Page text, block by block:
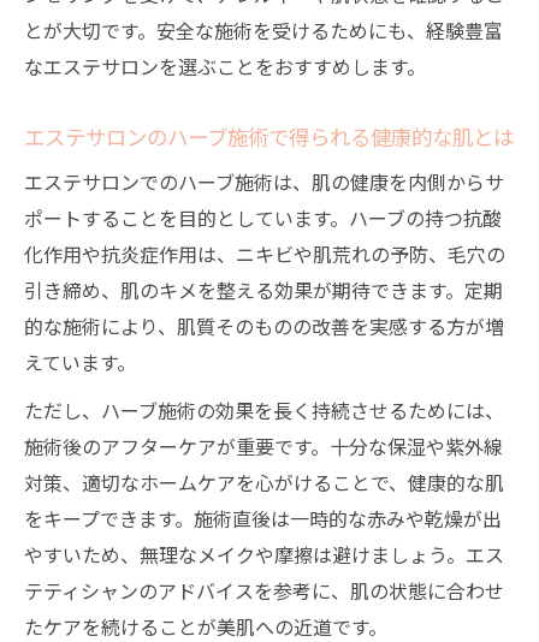
とが大切です。安全な施術を受けるためにも、経験豊富
なエステサロンを選ぶことをおすすめします。
エステサロンのハーブ施術で得られる健康的な肌とは
エステサロンでのハーブ施術は、肌の健康を内側からサ
ポートすることを目的としています。ハーブの持つ抗酸
化作用や抗炎症作用は、ニキビや肌荒れの予防、毛穴の
引き締め、肌のキメを整える効果が期待できます。定期
的な施術により、肌質そのものの改善を実感する方が増
えています。
ただし、ハーブ施術の効果を長く持続させるためには、
施術後のアフターケアが重要です。十分な保湿や紫外線
対策、適切なホームケアを心がけることで、健康的な肌
をキープできます。施術直後は一時的な赤みや乾燥が出
やすいため、無理なメイクや摩擦は避けましょう。エス
テティシャンのアドバイスを参考に、肌の状態に合わせ
たケアを続けることが美肌への近道です。